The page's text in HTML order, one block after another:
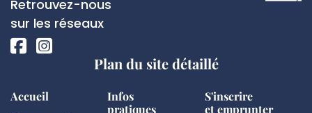
page
sociaux
Retrouvez-nous
sur les réseaux
Plan du site détaillé
Accueil
Infos
pratiques
S'inscrire
et emprunter